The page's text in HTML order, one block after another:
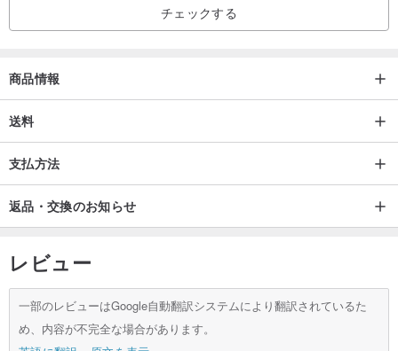
チェックする
商品情報
送料
支払方法
返品・交換のお知らせ
レビュー
一部のレビューはGoogle自動翻訳システムにより翻訳されているた
め、内容が不完全な場合があります。